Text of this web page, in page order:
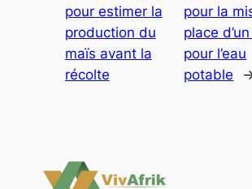
pour estimer la
production du
maïs avant la
récolte
pour la
place
pour l’eau
potable